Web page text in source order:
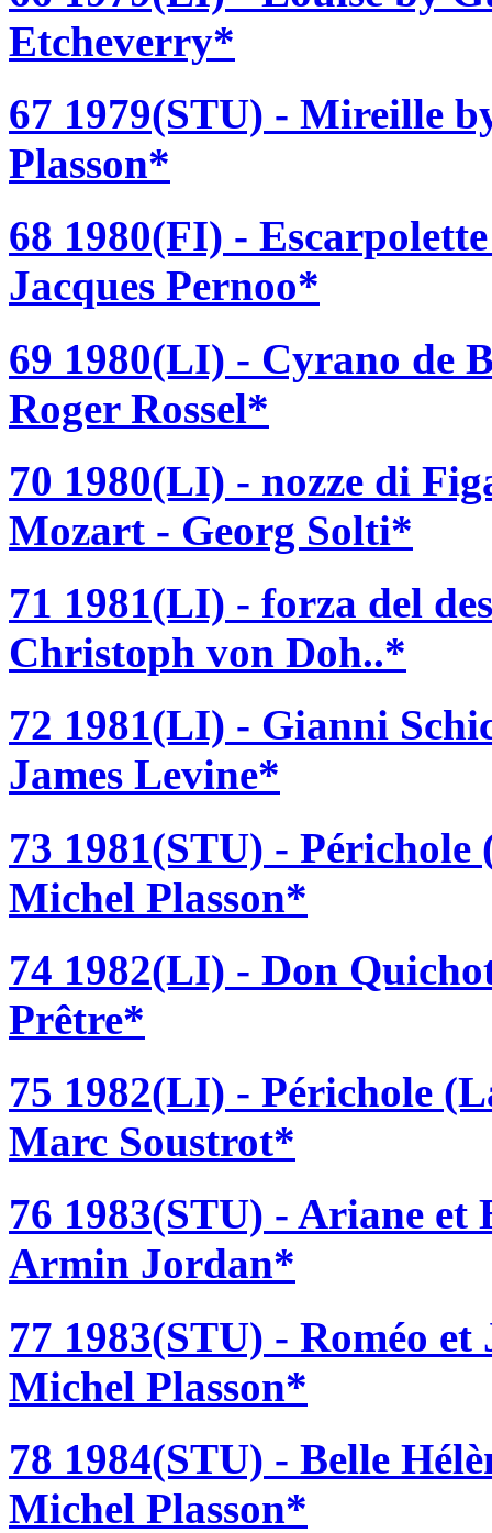
Etcheverry*
67 1979(STU) - Mireille
Plasson*
68 1980(FI) -
Jacques Pernoo*
69 1980(LI) - Cyrano de
Roger Rossel*
70 1980(LI) - nozze di
Mozart - Georg Solti*
71 1981(LI) - forza del
Christoph von Doh..*
72 1981(LI) - Gianni
James Levine*
73 1981(STU) -
Michel Plasson*
74 1982(LI) - Don
Prêtre*
75 1982(LI) - Périchole
Marc Soustrot*
76 1983(STU) - Ariane et
Armin Jordan*
77 1983(STU) - Roméo
Michel Plasson*
78 1984(STU) - Belle
Michel Plasson*